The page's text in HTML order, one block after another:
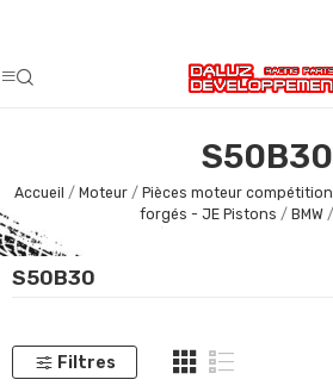
S50B30
Accueil Moteur Pièces moteur compétition
forgés - JE Pistons
BMW
S50B30
Filtres